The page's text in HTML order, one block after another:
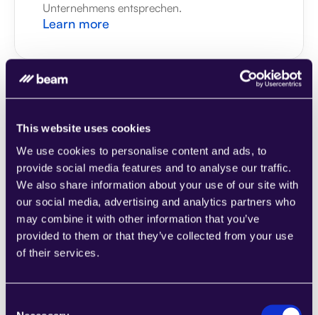
This website uses cookies
We use cookies to personalise content and ads, to
provide social media features and to analyse our traffic.
We also share information about your use of our site with
our social media, advertising and analytics partners who
may combine it with other information that you’ve
provided to them or that they’ve collected from your use
of their services.
Unternehmens entsprechen.
Learn more
1CRM
Kombinieren Sie Abschnitte aus einer Reihe
von Kategorien, um Seiten einfach
zusammenzustellen, die den
Anforderungen Ihres wachsenden
Unternehmens entsprechen.
Learn more